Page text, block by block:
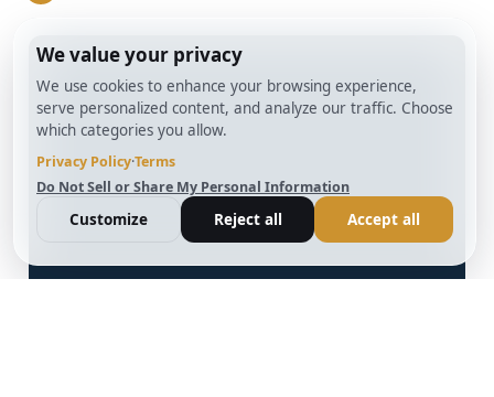
info@BrightBridgeRealtyCapital.com